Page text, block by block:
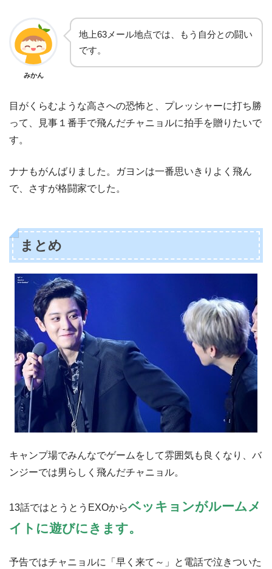
みかん
地上63メール地点では、もう自分との闘い
です。
目がくらむような高さへの恐怖と、プレッシャーに打ち勝
って、見事１番手で飛んだチャニョルに拍手を贈りたいで
す。
ナナもがんばりました。ガヨンは一番思いきりよく飛ん
で、さすが格闘家でした。
まとめ
キャンプ場でみんなでゲームをして雰囲気も良くなり、バ
ンジーでは男らしく飛んだチャニョル。
13話ではとうとうEXOからベッキョンがルームメ
イトに遊びにきます。
予告ではチャニョルに「早く来て～」と電話で泣きついた